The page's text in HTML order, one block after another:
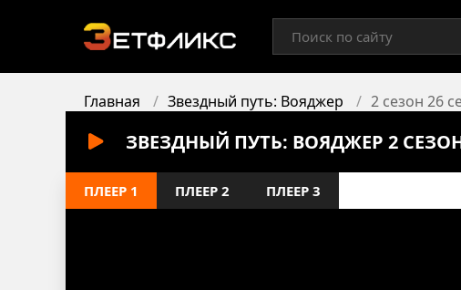
Главная Звездный путь: Вояджер 2 сезон 26
ЗВЕЗДНЫЙ ПУТЬ: ВОЯДЖЕР 2
ПЛЕЕР 1 ПЛЕЕР 2 ПЛЕЕР 3